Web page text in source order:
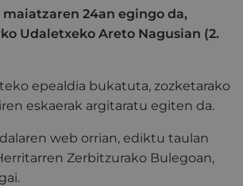
maiatzaren 24an egingo da,
Udaletxeko Areto Nagusian (2.
epealdia bukatuta, zozketarako
eskaerak argitaratu egiten da.
web orrian, ediktu taulan
Zerbitzurako Bulegoan,